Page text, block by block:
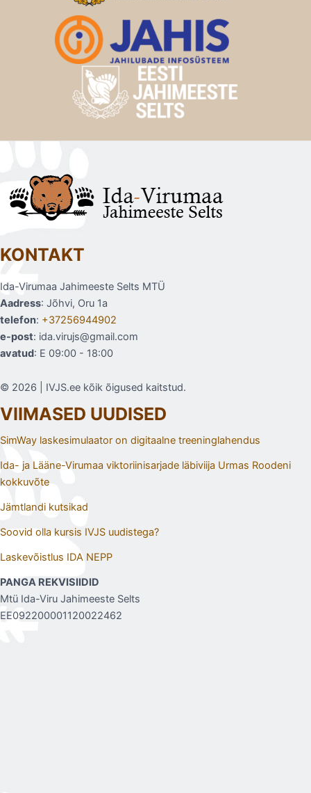
KONTAKT
Ida-Virumaa Jahimeeste Selts MTÜ
Aadress: Jõhvi, Oru 1a
telefon: +37256944902
e-post: ida.virujs@gmail.com
avatud: E 09:00 - 18:00
© 2026 | IVJS.ee kõik õigused kaitstud.
VIIMASED UUDISED
SimWay laskesimulaator on digitaalne treeninglahendus
Ida- ja Lääne-Virumaa viktoriinisarjade läbiviija Urmas Roodeni
kokkuvõte
Jämtlandi kutsikad
Soovid olla kursis IVJS uudistega?
Laskevõistlus IDA NEPP
PANGA REKVISIIDID
Mtü Ida-Viru Jahimeeste Selts
EE092200001120022462